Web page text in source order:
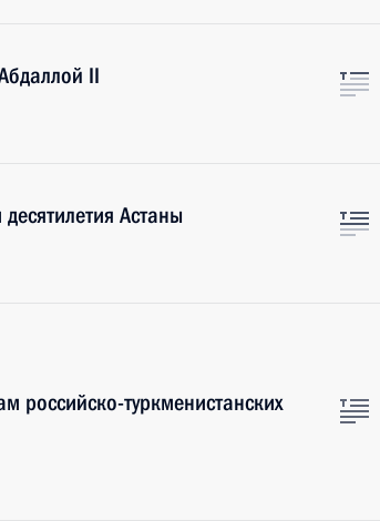
II
Астаны
российско-туркменистанских